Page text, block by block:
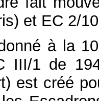
et EC 2/
à la
III/1 de
est créé